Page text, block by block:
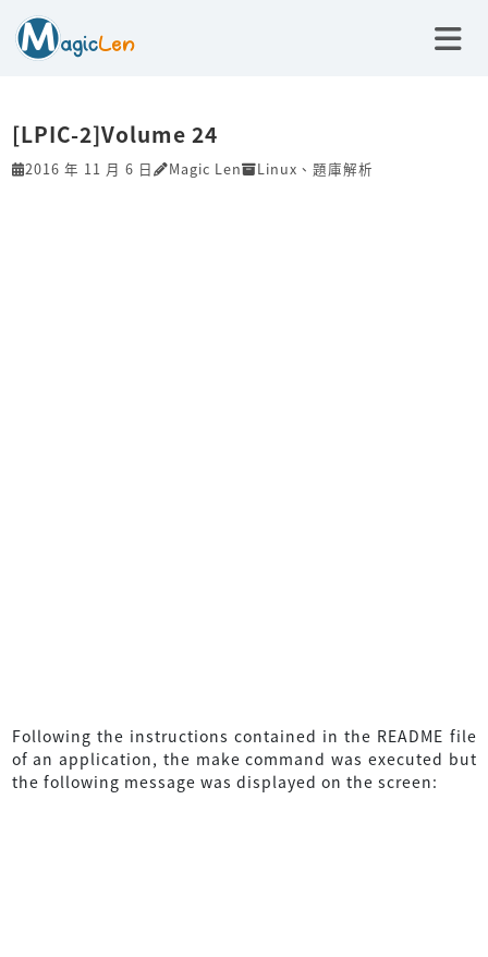
[LPIC-2]Volume 24
2016 年 11 月 6 日 Magic Len Linux 、 題庫解析
Following the instructions contained in the README file
of an application, the make command was executed but
the following message was displayed on the screen: